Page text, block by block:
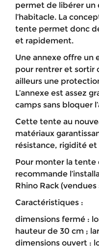
permet de libérer un
l’habitacle. La
tente permet donc
et rapidement.
Une annexe offre un
pour rentrer et sortir
ailleurs une
L’annexe est assez
camps sans bloquer
Cette tente au
matériaux
résistance, rigidité
Pour monter la tente
recommande
Rhino Rack
Caractéristiques :
dimensions fermé :
hauteur de 30 cm ;
dimensions ouvert :